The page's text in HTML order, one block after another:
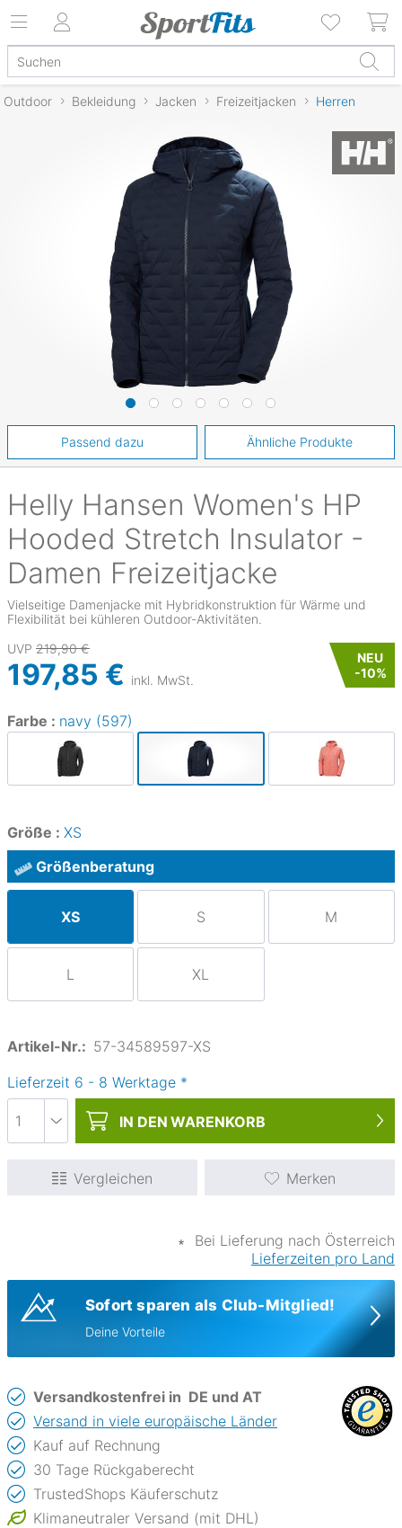
Outdoor Bekleidung Jacken Freizeitjacken Herren
Helly Hansen Women's HP
Hooded Stretch Insulator -
Damen Freizeitjacke
Vielseitige Damenjacke mit Hybridkonstruktion für Wärme und
Flexibilität bei kühleren Outdoor-Aktivitäten.
UVP 219,90 €
197,85 € inkl. MwSt.
NEU
-10%
Farbe : navy (597)
Größe : XS
Größenberatung
XS S M
L XL
Artikel-Nr.: 57-34589597-XS
Lieferzeit 6 - 8 Werktage *
IN DEN WARENKORB
Vergleichen Merken
∗
Bei Lieferung nach Österreich
Lieferzeiten pro Land
Sofort sparen als Club-Mitglied!
Deine Vorteile
Passend dazu Ähnliche Produkte
Versandkostenfrei in DE und AT
Versand in viele europäische Länder
Kauf auf Rechnung
30 Tage Rückgaberecht
TrustedShops Käuferschutz
Klimaneutraler Versand (mit DHL)